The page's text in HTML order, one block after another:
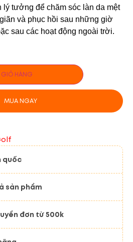
lý tưởng để chăm sóc làn da mệt
và phục hồi sau những giờ
sau các hoạt động ngoài trời.
GIỎ HÀNG
MUA NGAY
quốc
sản phẩm
đơn từ 500k